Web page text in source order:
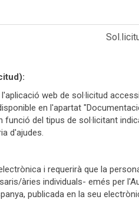
web de sol·licitud
en l'apartat
del tipus de sol·licitant
d'ajudes.
i requerirà que la
àries individuals- emés per
publicada en la seu